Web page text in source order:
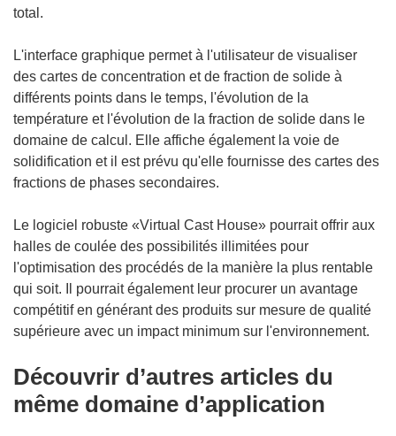
total.
L'interface graphique permet à l'utilisateur de visualiser
des cartes de concentration et de fraction de solide à
différents points dans le temps, l'évolution de la
température et l'évolution de la fraction de solide dans le
domaine de calcul. Elle affiche également la voie de
solidification et il est prévu qu'elle fournisse des cartes des
fractions de phases secondaires.
Le logiciel robuste «Virtual Cast House» pourrait offrir aux
halles de coulée des possibilités illimitées pour
l'optimisation des procédés de la manière la plus rentable
qui soit. Il pourrait également leur procurer un avantage
compétitif en générant des produits sur mesure de qualité
supérieure avec un impact minimum sur l'environnement.
Découvrir d’autres articles du
même domaine d’application